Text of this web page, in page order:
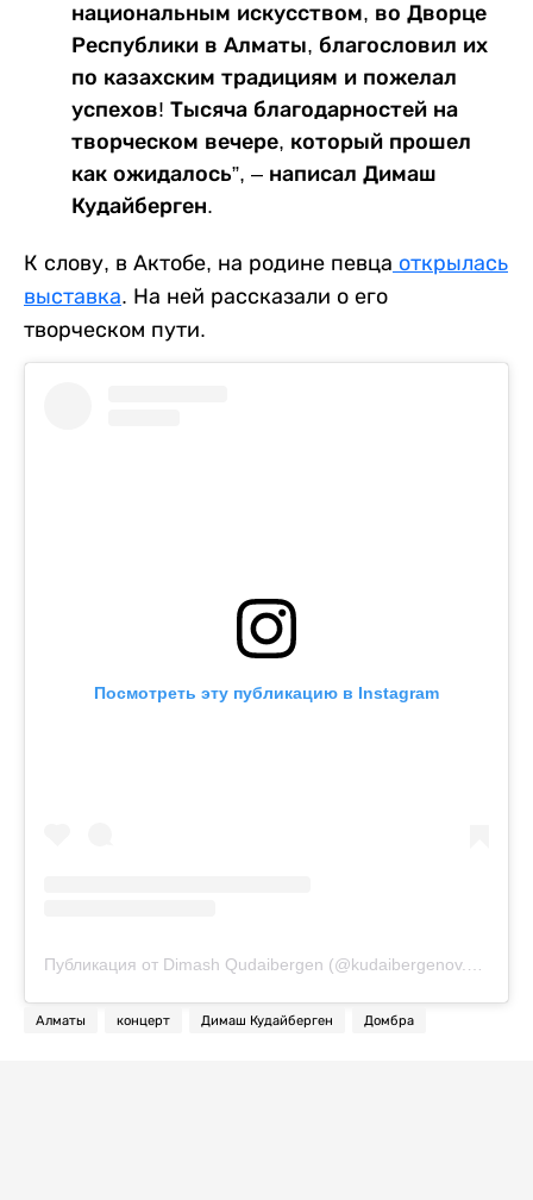
национальным искусством, во Дворце
Республики в Алматы, благословил их
по казахским традициям и пожелал
успехов! Тысяча благодарностей на
творческом вечере, который прошел
как ожидалось”, – написал Димаш
Кудайберген.
К слову, в Актобе, на родине певца открылась
выставка. На ней рассказали о его
творческом пути.
Посмотреть эту публикацию в Instagram
Алматы концерт Димаш Кудайберген Домбра